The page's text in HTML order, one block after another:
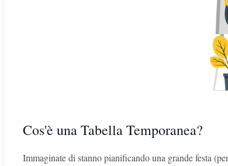
Cos'è una Tabella Temporanea?
Immaginate di stanno pianificando una grande festa